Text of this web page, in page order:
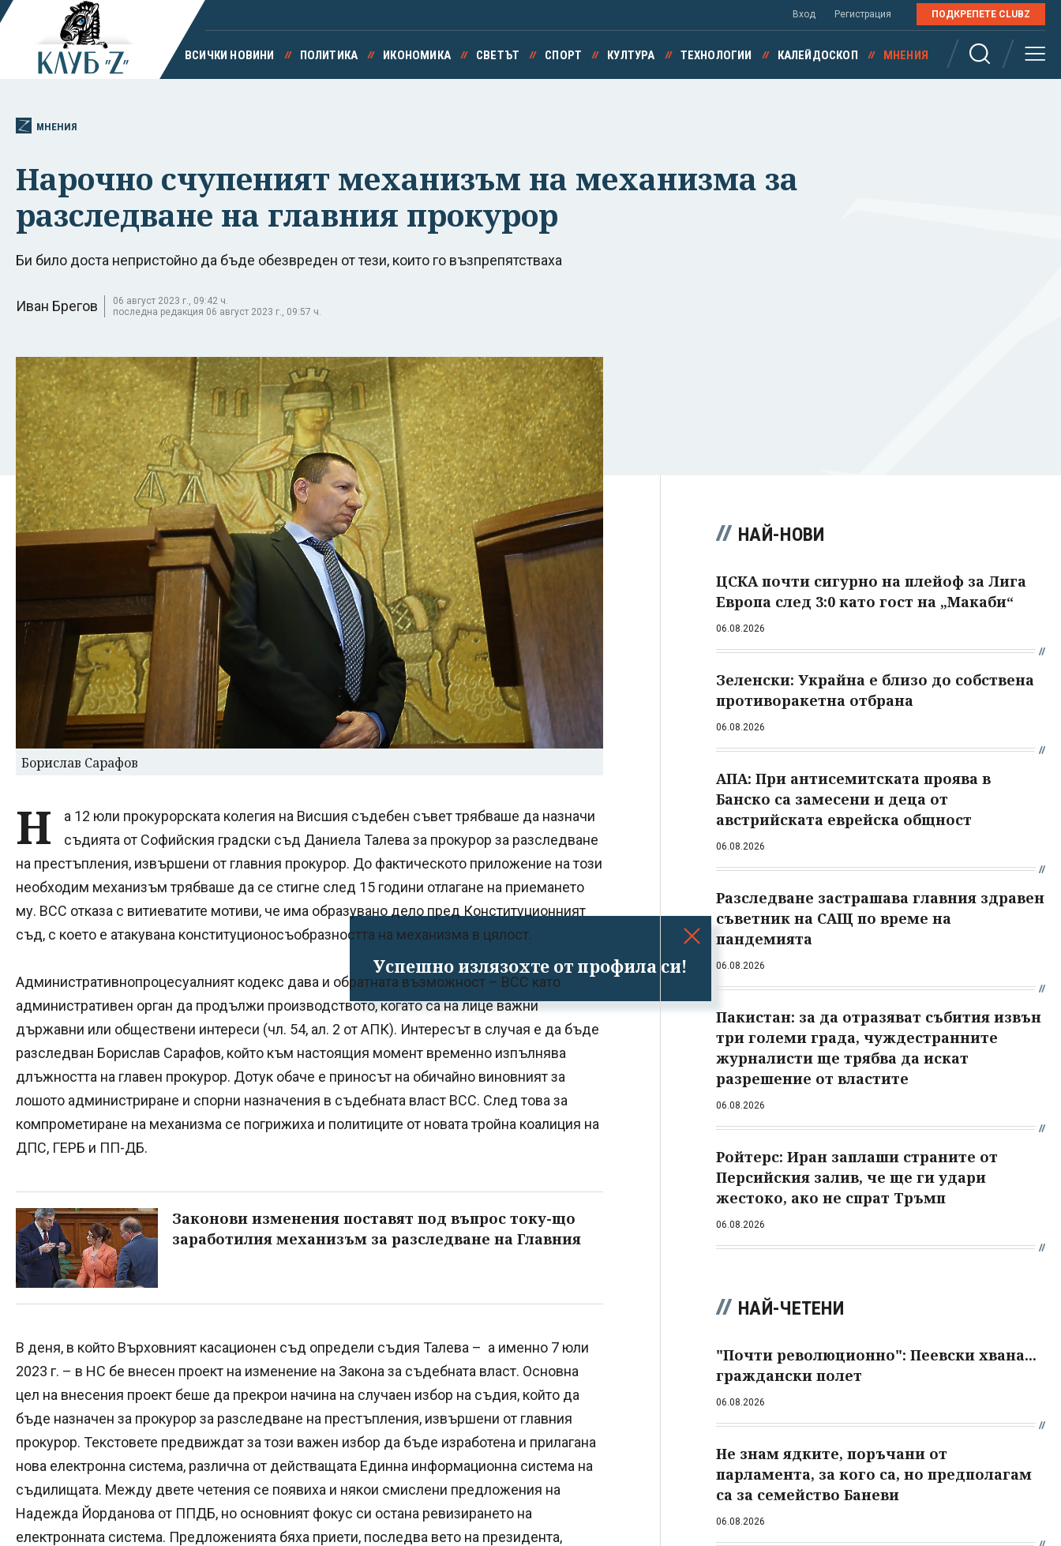
Успешно излязохте от профила си!
Вход Регистрация ПОДКРЕПЕТЕ CLUBZ
ВСИЧКИ НОВИНИ ПОЛИТИКА ИКОНОМИКА СВЕТЪТ СПОРТ КУЛТУРА ТЕХНОЛОГИИ КАЛЕЙДОСКОП МНЕНИЯ
МНЕНИЯ
Нарочно счупеният механизъм на механизма за
разследване на главния прокурор
Би било доста непристойно да бъде обезвреден от тези, които го възпрепятстваха
Иван Брегов
06 август 2023 г., 09:42 ч.
последна редакция 06 август 2023 г., 09:57 ч.
Борислав Сарафов
Н
а 12 юли прокурорската колегия на Висшия съдебен съвет трябваше да назначи
съдията от Софийския градски съд Даниела Талева за прокурор за разследване
на престъпления, извършени от главния прокурор. До фактическото приложение на този
необходим механизъм трябваше да се стигне след 15 години отлагане на приемането
му. ВСС отказа с витиеватите мотиви, че има образувано дело пред Конституционният
съд, с което е атакувана конституционосъобразността на механизма в цялост.
Административнопроцесуалният кодекс дава и обратната възможност – ВСС като
административен орган да продължи производството, когато са на лице важни
държавни или обществени интереси (чл. 54, ал. 2 от АПК). Интересът в случая е да бъде
разследван Борислав Сарафов, който към настоящия момент временно изпълнява
длъжността на главен прокурор. Дотук обаче е приносът на обичайно виновният за
лошото администриране и спорни назначения в съдебната власт ВСС. След това за
компрометиране на механизма се погрижиха и политиците от новата тройна коалиция на
ДПС, ГЕРБ и ПП-ДБ.
Законови изменения поставят под въпрос току-що
заработилия механизъм за разследване на Главния
В деня, в който Върховният касационен съд определи съдия Талева – а именно 7 юли
2023 г. – в НС бе внесен проект на изменение на Закона за съдебната власт. Основна
цел на внесения проект беше да прекрои начина на случаен избор на съдия, който да
бъде назначен за прокурор за разследване на престъпления, извършени от главния
прокурор. Текстовете предвиждат за този важен избор да бъде изработена и прилагана
нова електронна система, различна от действащата Единна информационна система на
съдилищата. Между двете четения се появиха и някои смислени предложения на
Надежда Йорданова от ППДБ, но основният фокус си остана ревизирането на
електронната система. Предложенията бяха приети, последва вето на президента,
НАЙ-НОВИ
ЦСКА почти сигурно на плейоф за Лига
Европа след 3:0 като гост на „Макаби“
06.08.2026
Зеленски: Украйна е близо до собствена
противоракетна отбрана
06.08.2026
АПА: При антисемитската проява в
Банско са замесени и деца от
австрийската еврейска общност
06.08.2026
Разследване застрашава главния здравен
съветник на САЩ по време на
пандемията
06.08.2026
Пакистан: за да отразяват събития извън
три големи града, чуждестранните
журналисти ще трябва да искат
разрешение от властите
06.08.2026
Ройтерс: Иран заплаши страните от
Персийския залив, че ще ги удари
жестоко, ако не спрат Тръмп
06.08.2026
НАЙ-ЧЕТЕНИ
"Почти революционно": Пеевски хвана...
граждански полет
06.08.2026
Не знам ядките, поръчани от
парламента, за кого са, но предполагам
са за семейство Баневи
06.08.2026